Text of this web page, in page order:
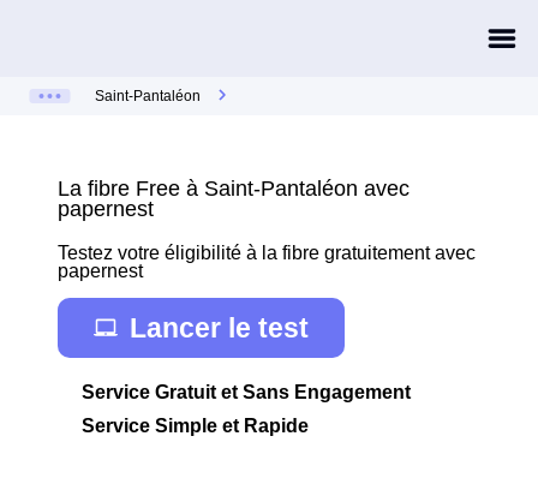
Saint-Pantaléon
La fibre Free à Saint-Pantaléon avec
papernest
Testez votre éligibilité à la fibre gratuitement avec
papernest
Lancer le test
Service Gratuit et Sans Engagement
Service Simple et Rapide